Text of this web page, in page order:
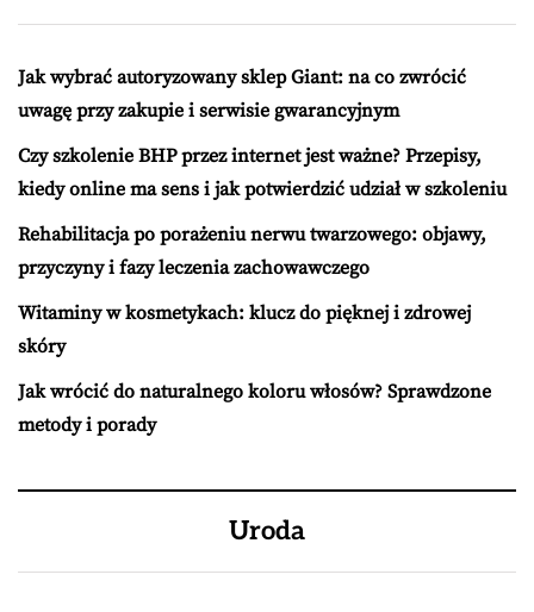
Jak wybrać autoryzowany sklep Giant: na co zwrócić
uwagę przy zakupie i serwisie gwarancyjnym
Czy szkolenie BHP przez internet jest ważne? Przepisy,
kiedy online ma sens i jak potwierdzić udział w szkoleniu
Rehabilitacja po porażeniu nerwu twarzowego: objawy,
przyczyny i fazy leczenia zachowawczego
Witaminy w kosmetykach: klucz do pięknej i zdrowej
skóry
Jak wrócić do naturalnego koloru włosów? Sprawdzone
metody i porady
Uroda